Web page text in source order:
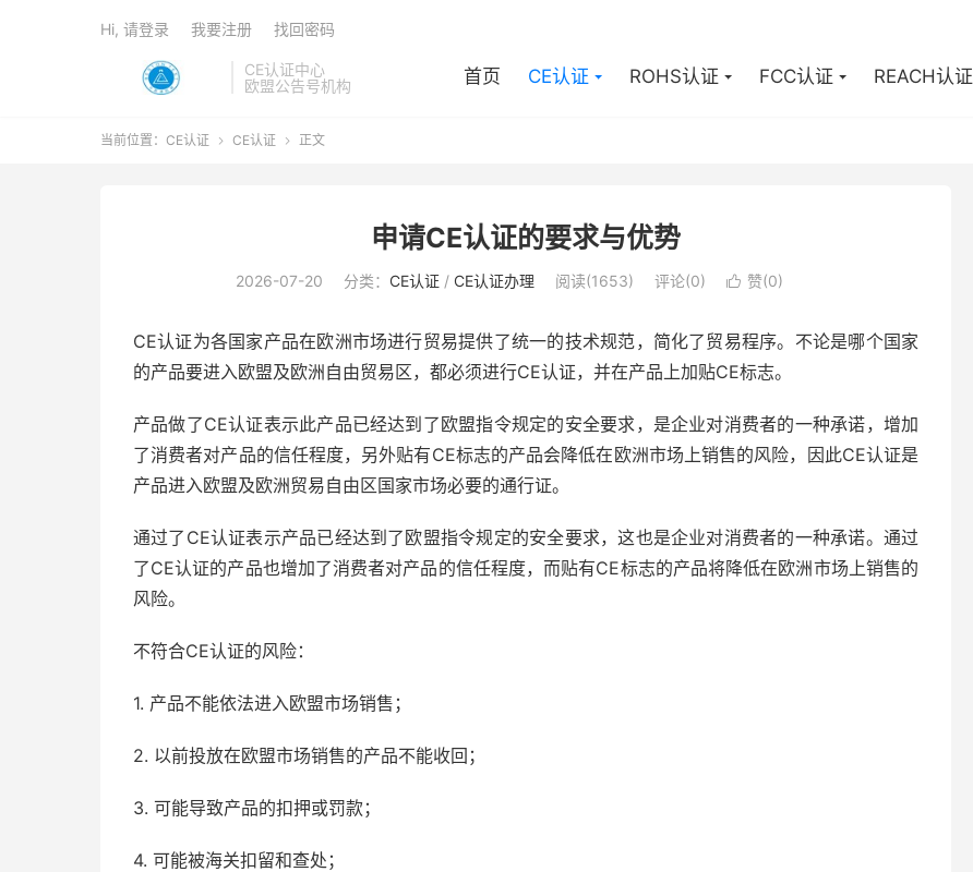
CE认证中心
欧盟公告号机构
首页 CE认证 ROHS认证 FCC认证 REACH认证
Hi, 请登录 我要注册 找回密码
当前位置： CE认证  CE认证  正文
申请CE认证的要求与优势
2026-07-20 分类： CE认证 / CE认证办理 阅读(1653) 评论(0)  赞(0)
CE认证为各国家产品在欧洲市场进行贸易提供了统一的技术规范，简化了贸易程序。不论是哪个国家
的产品要进入欧盟及欧洲自由贸易区，都必须进行CE认证，并在产品上加贴CE标志。
产品做了CE认证表示此产品已经达到了欧盟指令规定的安全要求，是企业对消费者的一种承诺，增加
了消费者对产品的信任程度，另外贴有CE标志的产品会降低在欧洲市场上销售的风险，因此CE认证是
产品进入欧盟及欧洲贸易自由区国家市场必要的通行证。
通过了CE认证表示产品已经达到了欧盟指令规定的安全要求，这也是企业对消费者的一种承诺。通过
了CE认证的产品也增加了消费者对产品的信任程度，而贴有CE标志的产品将降低在欧洲市场上销售的
风险。
不符合CE认证的风险：
1. 产品不能依法进入欧盟市场销售；
2. 以前投放在欧盟市场销售的产品不能收回；
3. 可能导致产品的扣押或罚款；
4. 可能被海关扣留和查处；